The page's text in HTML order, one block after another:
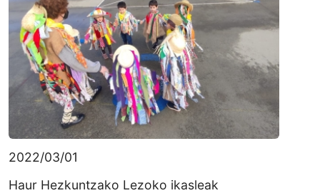
2022/03/01
Haur Hezkuntzako Lezoko ikasleak